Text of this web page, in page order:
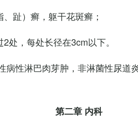
趾）癣，躯干花斑癣；
处，每处长径在3cm以下。
病性淋巴肉芽肿，非淋菌性尿道
第二章 内科